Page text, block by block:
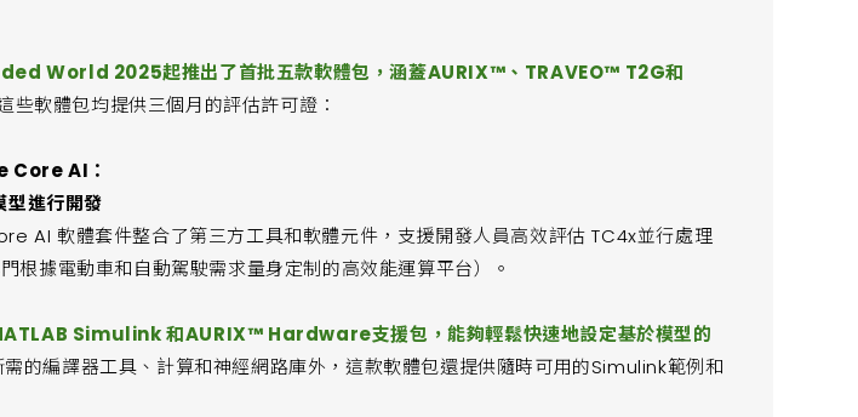
World 2025起推出了首批五款軟體包，涵蓋AURIX™、TRAVEO™ T2G和
些軟體包均提供三個月的評估許可證：
Core AI：
進行開發
AI 軟體套件整合了第三方工具和軟體元件，支援開發人員高效評估 TC4x並行處理
根據電動車和自動駕駛需求量身定制的高效能運算平台）。
Simulink 和AURIX™ Hardware支援包，能夠輕鬆快速地設定基於模型的
需的編譯器工具、計算和神經網路庫外，這款軟體包還提供隨時可用的Simulink範例和